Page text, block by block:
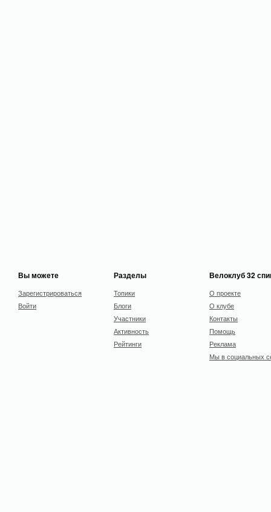
Вы можете
Зарегистрироваться
Войти
Разделы
Топики
Блоги
Участники
Активность
Рейтинги
Велоклуб 32
О проекте
О клубе
Контакты
Помощь
Реклама
Мы в социальных